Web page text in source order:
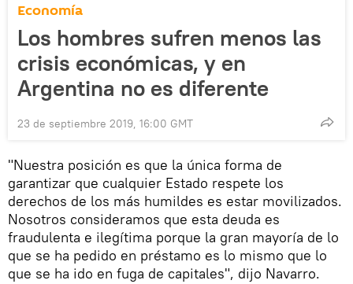
Economía
Los hombres sufren menos las
crisis económicas, y en
Argentina no es diferente
23 de septiembre 2019, 16:00 GMT
"Nuestra posición es que la única forma de
garantizar que cualquier Estado respete los
derechos de los más humildes es estar movilizados.
Nosotros consideramos que esta deuda es
fraudulenta e ilegítima porque la gran mayoría de lo
que se ha pedido en préstamo es lo mismo que lo
que se ha ido en fuga de capitales", dijo Navarro.